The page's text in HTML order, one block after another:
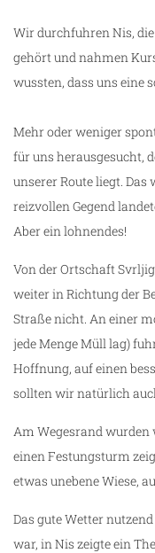
Wir durchfuhren Nis,
gehört und nahmen
wussten, dass uns eine
Mehr oder weniger
für uns herausgesucht,
unserer Route liegt.
reizvollen Gegend
Aber ein lohnendes!
Von der Ortschaft
weiter in Richtung der
Straße nicht. An einer
jede Menge Müll lag)
Hoffnung, auf einen
sollten wir natürlich
Am Wegesrand
einen Festungsturm
etwas unebene Wiese,
Das gute Wetter
war, in Nis zeigte ein